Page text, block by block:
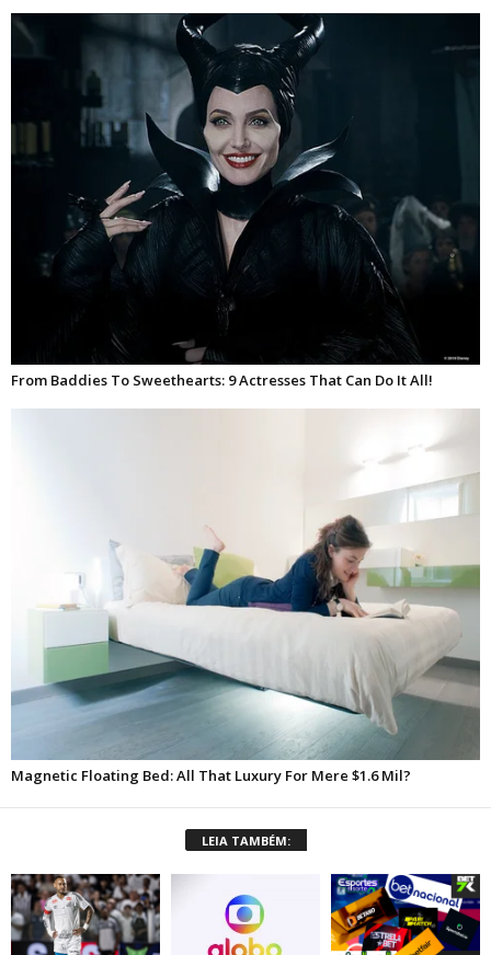
LEIA TAMBÉM: